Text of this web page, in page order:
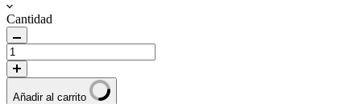
Cantidad
Añadir al carrito